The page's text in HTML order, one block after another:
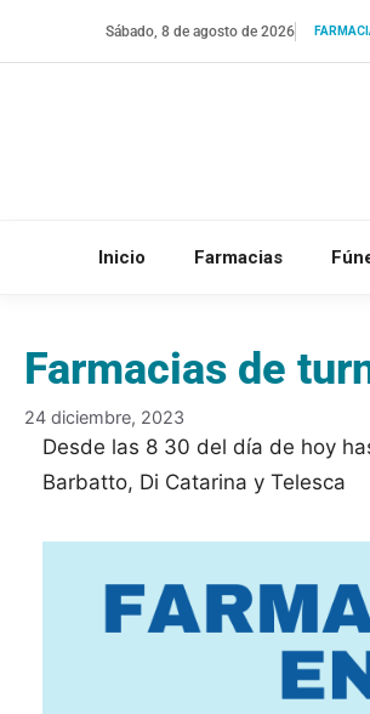
Sábado, 8 de agosto de 2026
Inicio Farmacias
Farmacias de
24 diciembre, 2023
Desde las 8 30 del día de hoy
Barbatto, Di Catarina y Telesca